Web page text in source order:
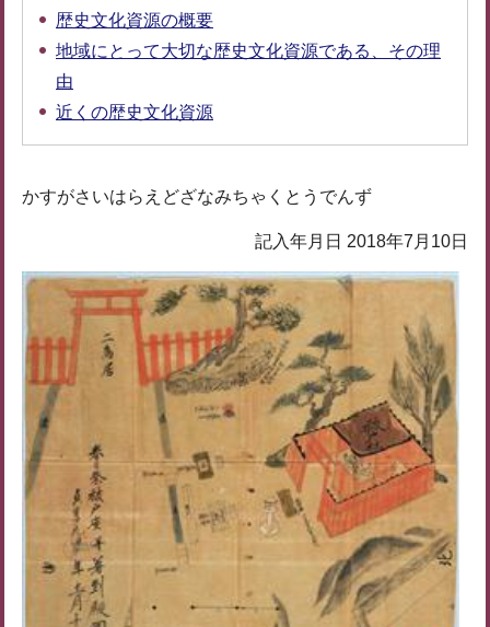
歴史文化資源の概要
地域にとって大切な歴史文化資源である、その理
由
近くの歴史文化資源
かすがさいはらえどざなみちゃくとうでんず
記入年月日 2018年7月10日